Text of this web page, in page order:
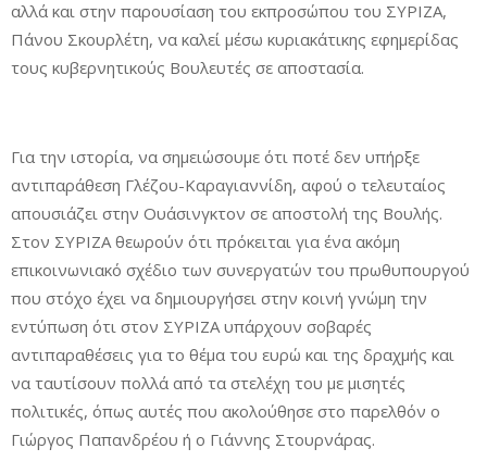
αλλά και στην παρουσίαση του εκπροσώπου του ΣΥΡΙΖΑ,
Πάνου Σκουρλέτη, να καλεί μέσω κυριακάτικης εφημερίδας
τους κυβερνητικούς Βουλευτές σε αποστασία.
Για την ιστορία, να σημειώσουμε ότι ποτέ δεν υπήρξε
αντιπαράθεση Γλέζου-Καραγιαννίδη, αφού ο τελευταίος
απουσιάζει στην Ουάσινγκτον σε αποστολή της Βουλής.
Στον ΣΥΡΙΖΑ θεωρούν ότι πρόκειται για ένα ακόμη
επικοινωνιακό σχέδιο των συνεργατών του πρωθυπουργού
που στόχο έχει να δημιουργήσει στην κοινή γνώμη την
εντύπωση ότι στον ΣΥΡΙΖΑ υπάρχουν σοβαρές
αντιπαραθέσεις για το θέμα του ευρώ και της δραχμής και
να ταυτίσουν πολλά από τα στελέχη του με μισητές
πολιτικές, όπως αυτές που ακολούθησε στο παρελθόν ο
Γιώργος Παπανδρέου ή ο Γιάννης Στουρνάρας.